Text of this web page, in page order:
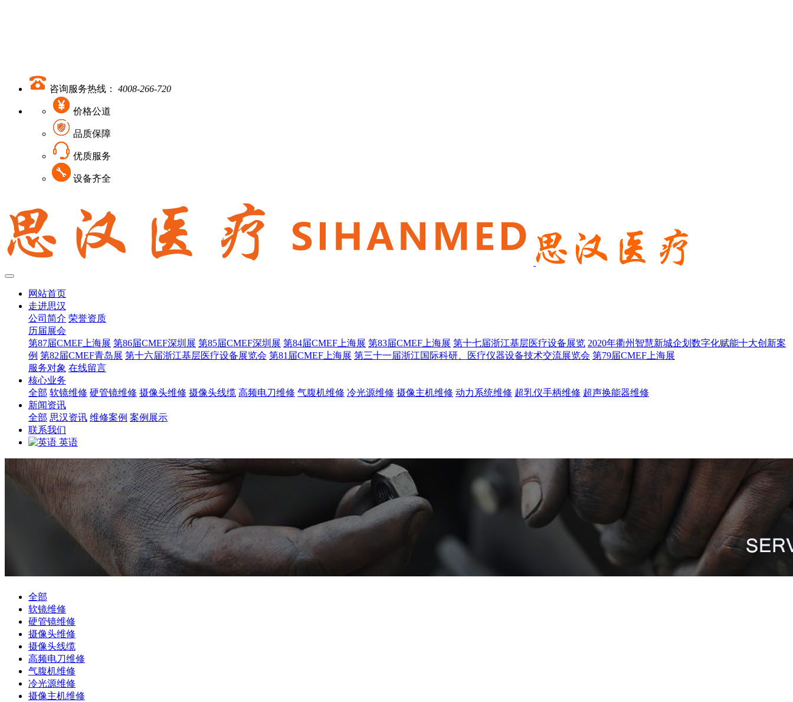
咨询服务热线： 4008-266-720
价格公道
品质保障
优质服务
设备齐全
网站首页
走进思汉
公司简介 荣誉资质
历届展会
第87届CMEF上海展 第86届CMEF深圳展 第85届CMEF深圳展 第84届CMEF上海展 第83届CMEF上海展 第十七届浙江基层医疗设备展览 2020年衢州智慧新城企划数字化赋能十大创新案
例 第82届CMEF青岛展 第十六届浙江基层医疗设备展览会 第81届CMEF上海展 第三十一届浙江国际科研、医疗仪器设备技术交流展览会 第79届CMEF上海展
服务对象 在线留言
核心业务
全部 软镜维修 硬管镜维修 摄像头维修 摄像头线缆 高频电刀维修 气腹机维修 冷光源维修 摄像主机维修 动力系统维修 超乳仪手柄维修 超声换能器维修
新闻资讯
全部 思汉资讯 维修案例 案例展示
联系我们
英语
全部
软镜维修
硬管镜维修
摄像头维修
摄像头线缆
高频电刀维修
气腹机维修
冷光源维修
摄像主机维修